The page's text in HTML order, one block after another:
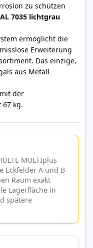
zu schützen
7035 lichtgrau
ermöglicht die
Erweiterung
Das einzige,
aus Metall
der
67 kg.
MULTIplus
Eckfelder A und B
Raum exakt
Lagerfläche in
spätere